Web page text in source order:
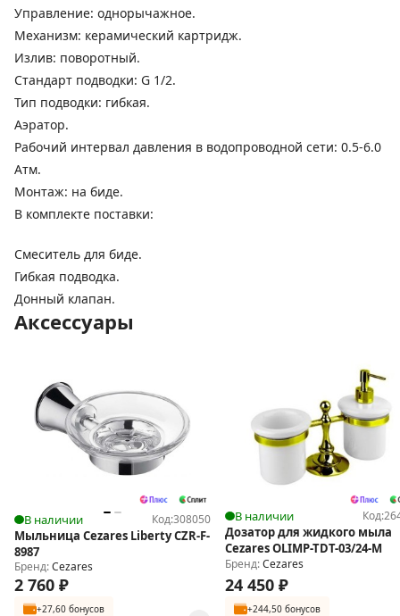
Управление: однорычажное.
Механизм: керамический картридж.
Излив: поворотный.
Стандарт подводки: G 1/2.
Тип подводки: гибкая.
Аэратор.
Рабочий интервал давления в водопроводной сети: 0.5-6.0
Атм.
Монтаж: на биде.
В комплекте поставки:
Смеситель для биде.
Гибкая подводка.
Донный клапан.
Аксессуары
В наличии Код:308050
Мыльница Cezares Liberty CZR-F-
8987
Бренд:Cezares
2 760 ₽
+27,60 бонусов
В наличии Код:
Дозатор для жидкого мыла
Cezares OLIMP-TDT-03/24-M
Бренд:Cezares
24 450 ₽
+244,50 бонусов